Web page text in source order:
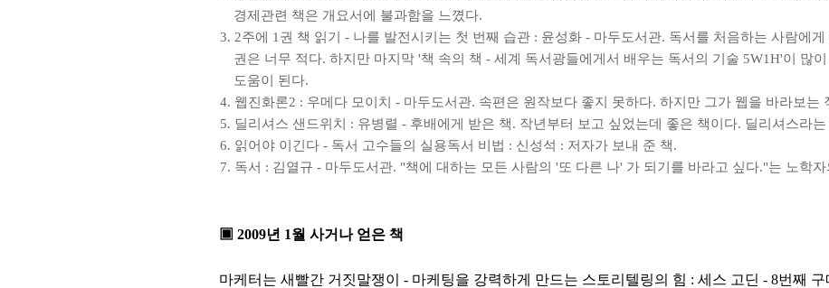
경제관련 책은 개요서에 불과함을 느꼈다.
2주에 1권 책 읽기
- 나를 발전시키는 첫 번째 습관 : 윤성화 - 마두도서관. 독서를 처음하는 사람에게
권은 너무 적다. 하지만 마지막 '책 속의 책 - 세계 독서광들에게서 배우는 독서의 기술 5W1H'이 많이
도움이 된다.
웹진화론2 : 우메다 모이치 - 마두도서관. 속편은 원작보다 좋지 못하다. 하지만 그가 웹을 바라보는
딜리셔스 샌드위치
: 유병렬 - 후배에게 받은 책. 작년부터 보고 싶었는데 좋은 책이다. 딜리셔스라
읽어야 이긴다 - 독서 고수들의 실용독서 비법 : 신성석 : 저자가 보내 준 책.
독서 : 김열규 - 마두도서관. "책에 대하는 모든 사람의 '또 다른 나' 가 되기를 바라고 싶다."는 노학
▣ 2009년 1월 사거나 얻은 책
마케터는 새빨간 거짓말쟁이 - 마케팅을 강력하게 만드는 스토리텔링의 힘 : 세스 고딘 - 8번째 구